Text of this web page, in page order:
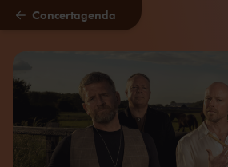
Naar hoofdcontent
Concertagenda